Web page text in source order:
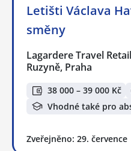
Letišti Václava
směny
Lagardere Travel
Ruzyně, Praha
38 000 – 39 000 Kč
Vhodné také pro
Zveřejněno: 29. července